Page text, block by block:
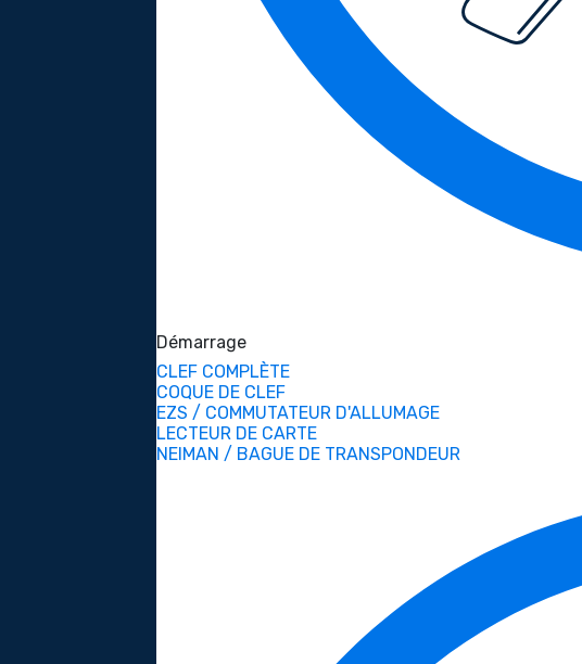
Démarrage
CLEF COMPLÈTE
COQUE DE CLEF
EZS / COMMUTATEUR D'ALLUMAGE
LECTEUR DE CARTE
NEIMAN / BAGUE DE TRANSPONDEUR